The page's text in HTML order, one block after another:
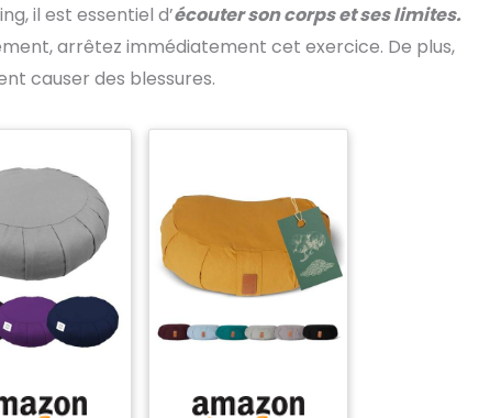
il est essentiel d’écouter son corps et ses limites.
arrêtez immédiatement cet exercice. De plus,
causer des blessures.